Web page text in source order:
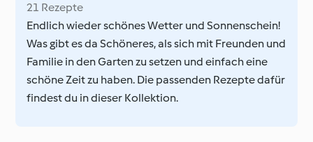
21 Rezepte
Endlich wieder schönes Wetter und Sonnenschein!
Was gibt es da Schöneres, als sich mit Freunden und
Familie in den Garten zu setzen und einfach eine
schöne Zeit zu haben. Die passenden Rezepte dafür
findest du in dieser Kollektion.